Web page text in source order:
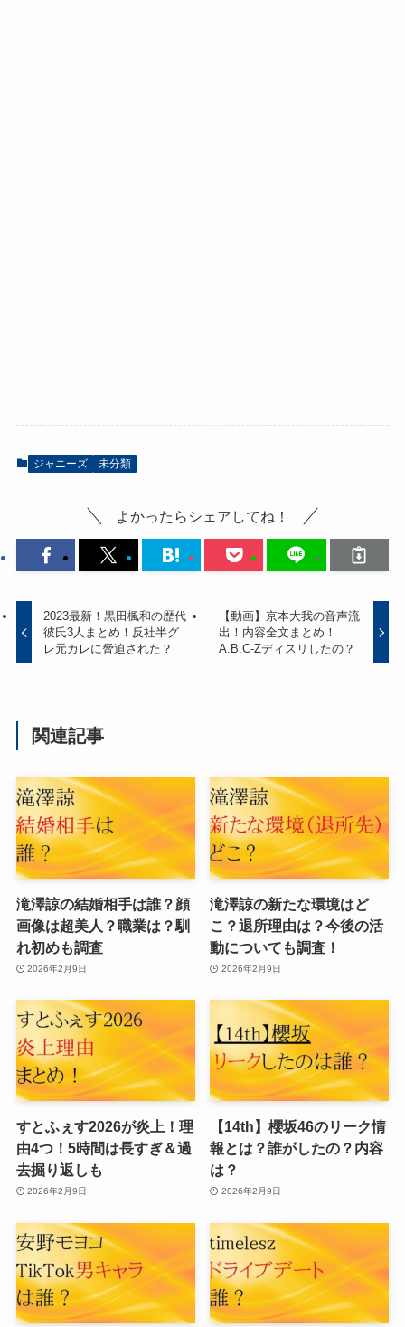
ジャニーズ 未分類
よかったらシェアしてね！
2023最新！黒田楓和の歴代
彼氏3人まとめ！反社半グ
レ元カレに脅迫された？
【動画】京本大我の音声流
出！内容全文まとめ！
A.B.C-Zディスリしたの？
関連記事
滝澤諒の結婚相手は誰？顔
画像は超美人？職業は？馴
れ初めも調査
2026年2月9日
滝澤諒の新たな環境はど
こ？退所理由は？今後の活
動についても調査！
2026年2月9日
すとふぇす2026が炎上！理
由4つ！5時間は長すぎ＆過
去掘り返しも
2026年2月9日
【14th】櫻坂46のリーク情
報とは？誰がしたの？内容
は？
2026年2月9日